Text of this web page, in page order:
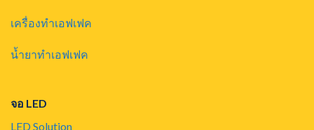
เครื่องทำเอฟเฟค
น้ำยาทำเอฟเฟค
จอ LED
LED Solution